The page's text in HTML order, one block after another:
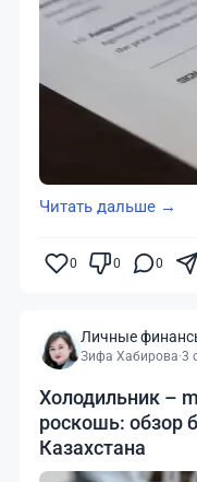
Читать дальше →
0 0 0
Личные
Зифа Хабирова·3
Холодильник –
роскошь: обзор
Казахстана